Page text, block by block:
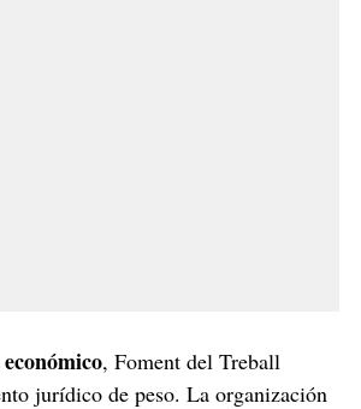
, Foment del Treball
jurídico de peso. La organización